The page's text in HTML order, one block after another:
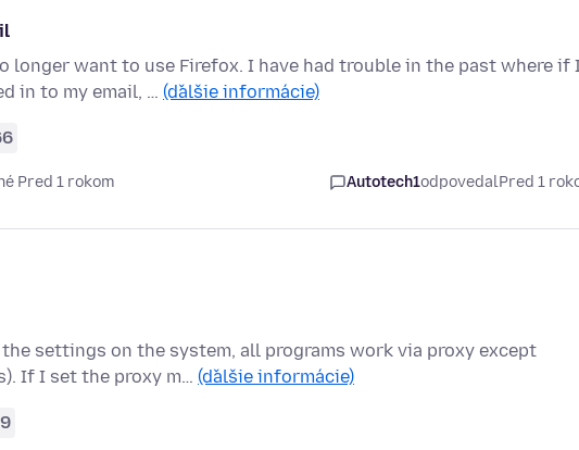
longer want to use Firefox. I have had trouble in the past where if
in to my email, … (ďalšie informácie)
Pred 1 rokom Autotech1odpovedalPred 1
settings on the system, all programs work via proxy except
If I set the proxy m… (ďalšie informácie)